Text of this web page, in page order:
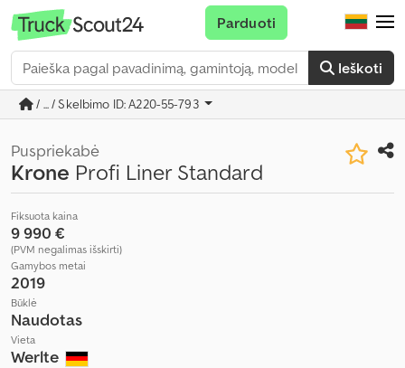
Ieškoti
Parduoti
/ ... / Skelbimo ID: A220-55-793
Puspriekabė
Krone Profi Liner Standard
Fiksuota kaina
9 990 €
(PVM negalimas išskirti)
Gamybos metai
2019
Būklė
Naudotas
Vieta
Werlte